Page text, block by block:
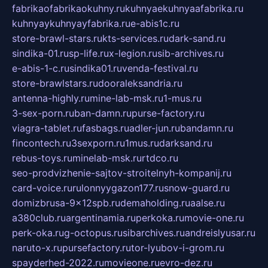
fabrikaofabrikaokuhny.rukuhnyaekuhnyaafabrika.ru
kuhnyaykuhnyayfabrika.rue-abis1c.ru
store-brawl-stars.rukts-services.rudark-sand.ru
sindika-01.rusp-life.rux-legion.rusib-archives.ru
e-abis-1-c.rusindika01.ruvenda-festival.ru
store-brawlstars.rudooraleksandria.ru
antenna-highly.rumine-lab-msk.ru1-mus.ru
3-sex-porn.ruban-damn.rupurse-factory.ru
viagra-tablet.rufasbags.ruadler-jun.rubandamn.ru
fincontech.ru3sexporn.ru1mus.rudarksand.ru
rebus-toys.ruminelab-msk.rurtdco.ru
seo-prodvizhenie-sajtov-stroitelnyh-kompanij.ru
card-voice.rurulonnyygazon177.rusnow-guard.ru
domizbrusa-9x12spb.rudemaholding.ruaalse.ru
a380club.ruargentinamia.ruperkoka.rumovie-one.ru
perk-oka.rug-octopus.rusibarchives.ruandreislyusar.ru
naruto-x.rupursefactory.rutor-lyubov-i-grom.ru
spayderhed-2022.rumovieone.ruevro-dez.ru